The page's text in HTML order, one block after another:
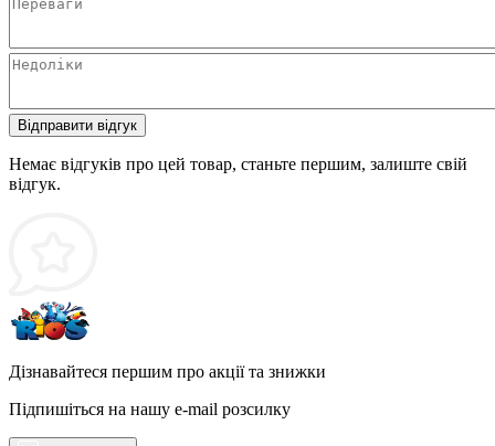
Відправити відгук
Немає відгуків про цей товар, станьте першим, залиште свій
відгук.
Дізнавайтеся першим про акції та знижки
Підпишіться на нашу e-mail розсилку